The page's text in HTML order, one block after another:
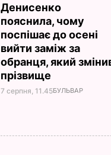
Денисенко
пояснила, чому
поспішає до осені
вийти заміж за
обранця, який
прізвище
7 серпня, 11.45БУЛЬВАР